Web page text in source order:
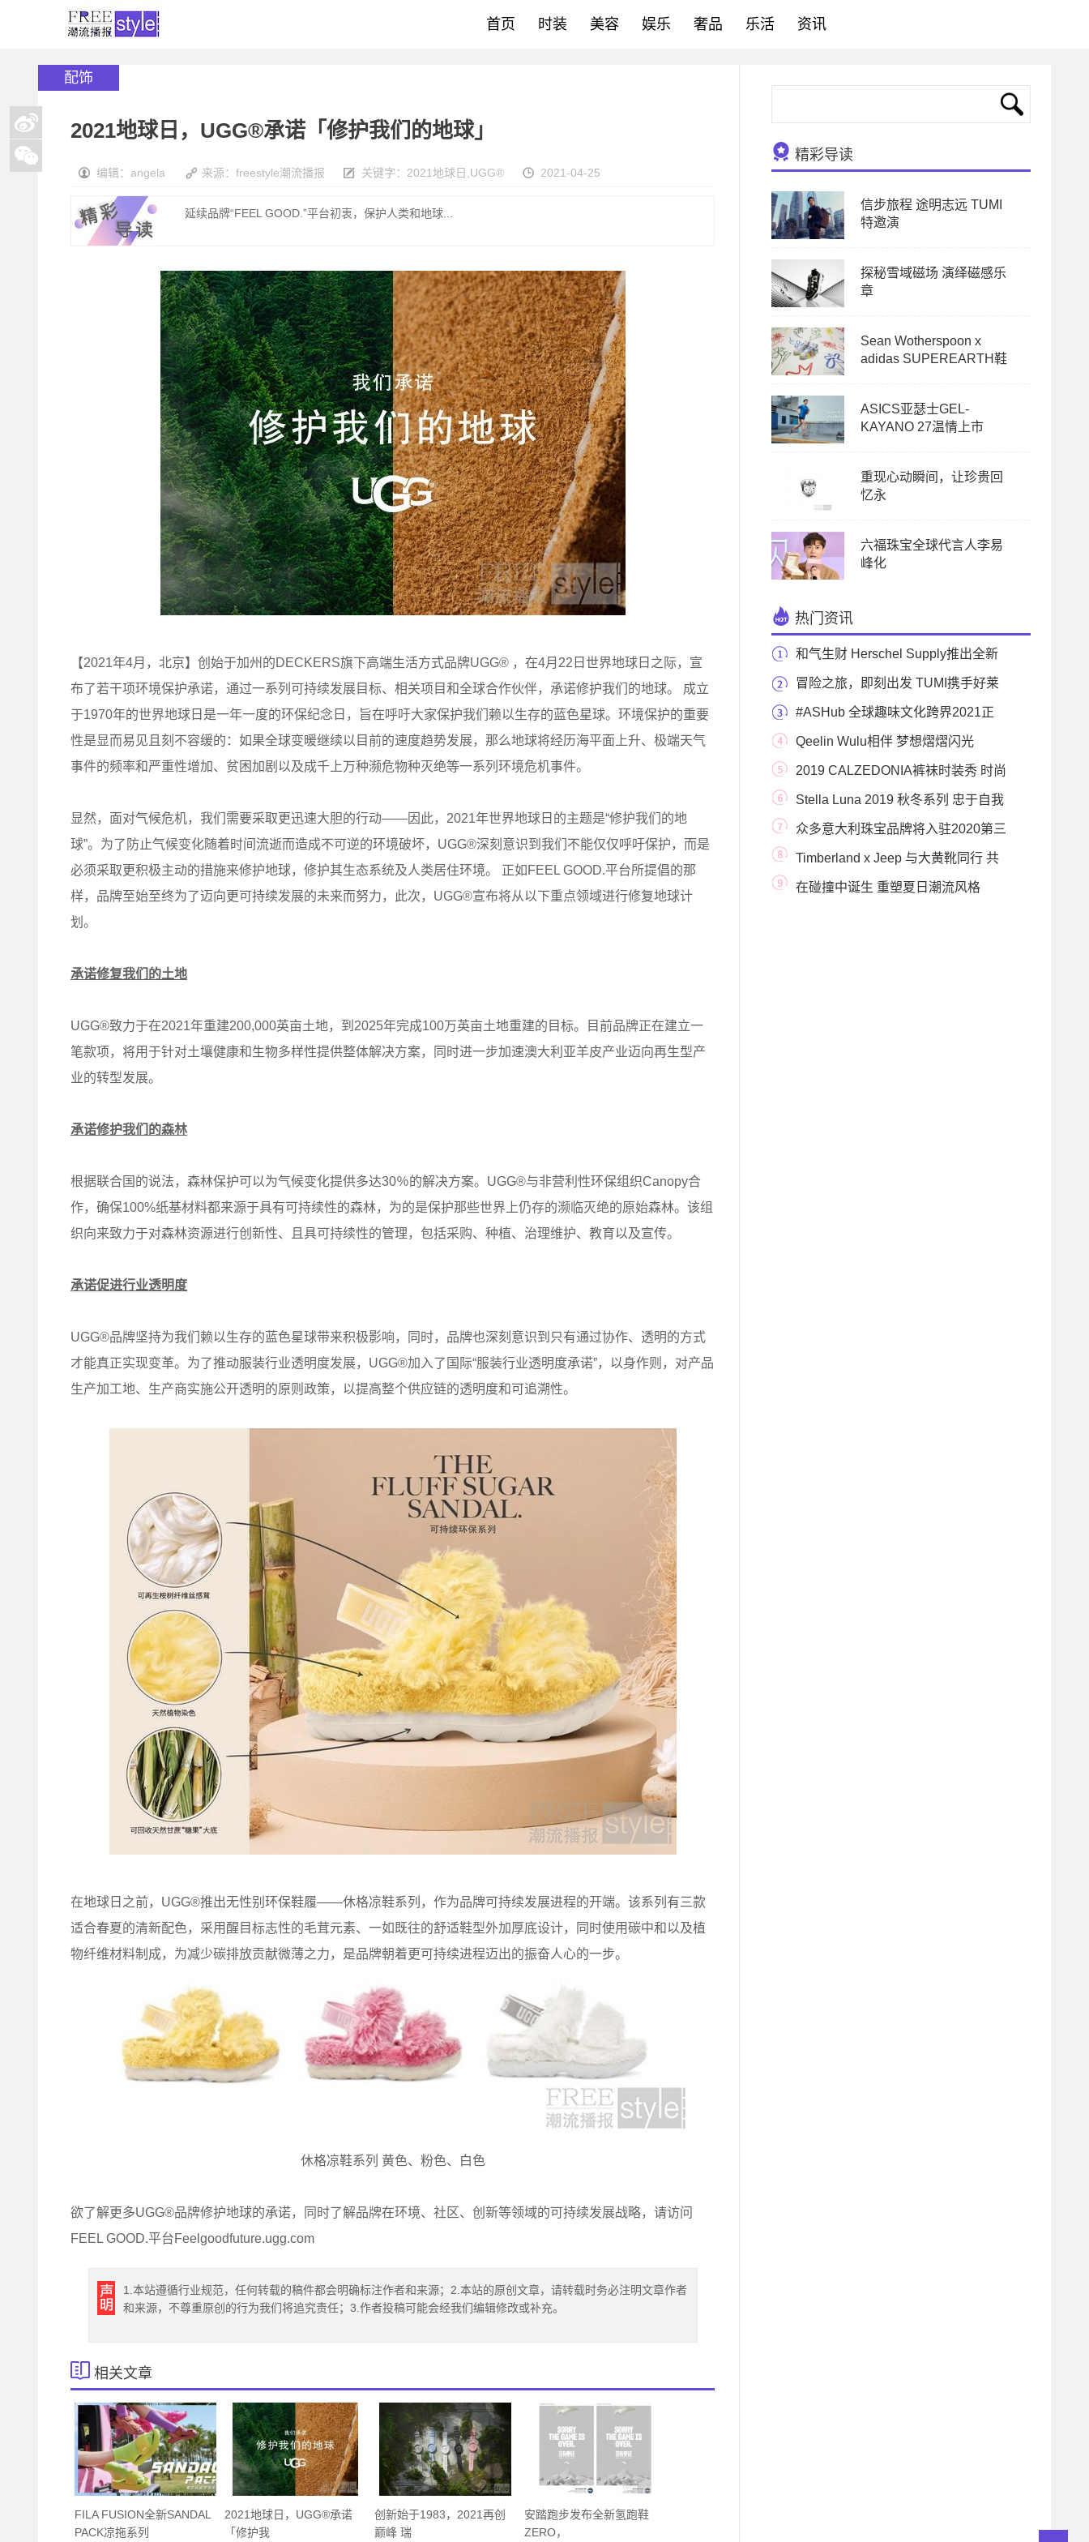
首页 时装 美容 娱乐 奢品 乐活 资讯
配饰
2021地球日，UGG®承诺「修护我们的地球」
编辑：angela 来源：freestyle潮流播报 关键字： 2021地球日 UGG® 2021-04-25
延续品牌“FEEL GOOD.”平台初衷，保护人类和地球...
【2021年4月，北京】创始于加州的DECKERS旗下高端生活方式品牌UGG® ，在4月22日世界地球日之际，宣
布了若干项环境保护承诺，通过一系列可持续发展目标、相关项目和全球合作伙伴，承诺修护我们的地球。 成立
于1970年的世界地球日是一年一度的环保纪念日，旨在呼吁大家保护我们赖以生存的蓝色星球。环境保护的重要
性是显而易见且刻不容缓的：如果全球变暖继续以目前的速度趋势发展，那么地球将经历海平面上升、极端天气
事件的频率和严重性增加、贫困加剧以及成千上万种濒危物种灭绝等一系列环境危机事件。
显然，面对气候危机，我们需要采取更迅速大胆的行动——因此，2021年世界地球日的主题是“修护我们的地
球”。为了防止气候变化随着时间流逝而造成不可逆的环境破坏，UGG®深刻意识到我们不能仅仅呼吁保护，而是
必须采取更积极主动的措施来修护地球，修护其生态系统及人类居住环境。 正如FEEL GOOD.平台所提倡的那
样，品牌至始至终为了迈向更可持续发展的未来而努力，此次，UGG®宣布将从以下重点领域进行修复地球计
划。
承诺修复我们的土地
UGG®致力于在2021年重建200,000英亩土地，到2025年完成100万英亩土地重建的目标。目前品牌正在建立一
笔款项，将用于针对土壤健康和生物多样性提供整体解决方案，同时进一步加速澳大利亚羊皮产业迈向再生型产
业的转型发展。
承诺修护我们的森林
根据联合国的说法，森林保护可以为气候变化提供多达30％的解决方案。UGG®与非营利性环保组织Canopy合
作，确保100%纸基材料都来源于具有可持续性的森林，为的是保护那些世界上仍存的濒临灭绝的原始森林。该组
织向来致力于对森林资源进行创新性、且具可持续性的管理，包括采购、种植、治理维护、教育以及宣传。
承诺促进行业透明度
UGG®品牌坚持为我们赖以生存的蓝色星球带来积极影响，同时，品牌也深刻意识到只有通过协作、透明的方式
才能真正实现变革。为了推动服装行业透明度发展，UGG®加入了国际“服装行业透明度承诺”，以身作则，对产品
生产加工地、生产商实施公开透明的原则政策，以提高整个供应链的透明度和可追溯性。
在地球日之前，UGG®推出无性别环保鞋履——休格凉鞋系列，作为品牌可持续发展进程的开端。该系列有三款
适合春夏的清新配色，采用醒目标志性的毛茸元素、一如既往的舒适鞋型外加厚底设计，同时使用碳中和以及植
物纤维材料制成，为减少碳排放贡献微薄之力，是品牌朝着更可持续进程迈出的振奋人心的一步。
休格凉鞋系列 黄色、粉色、白色
欲了解更多UGG®品牌修护地球的承诺，同时了解品牌在环境、社区、创新等领域的可持续发展战略，请访问
FEEL GOOD.平台Feelgoodfuture.ugg.com
1.本站遵循行业规范，任何转载的稿件都会明确标注作者和来源；2.本站的原创文章，请转载时务必注明文章作者
和来源，不尊重原创的行为我们将追究责任；3.作者投稿可能会经我们编辑修改或补充。
相关文章
FILA FUSION全新SANDAL
PACK凉拖系列
2021地球日，UGG®承诺
「修护我
创新始于1983，2021再创
巅峰 瑞
安踏跑步发布全新氢跑鞋
ZERO，
精彩导读
信步旅程 途明志远 TUMI
特邀演
探秘雪域磁场 演绎磁感乐
章
Sean Wotherspoon x
adidas SUPEREARTH鞋
ASICS亚瑟士GEL-
KAYANO 27温情上市
重现心动瞬间，让珍贵回
忆永
六福珠宝全球代言人李易
峰化
热门资讯
和气生财 Herschel Supply推出全新
限量中国年系列
冒险之旅，即刻出发 TUMI携手好莱
坞巨星Chris Pr
#ASHub 全球趣味文化跨界2021正
式启动Qeelin Wulu相伴 梦想熠熠闪光
2019 CALZEDONIA裤袜时装秀 时尚
由此兴起Stella Luna 2019 秋冬系列 忠于自我
敢于自恋众多意大利珠宝品牌将入驻2020第三
届中国国际进
Timberland x Jeep 与大黄靴同行 共
享户外野营之旅
在碰撞中诞生 重塑夏日潮流风格